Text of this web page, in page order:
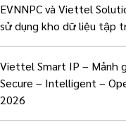
EVNNPC và Viettel
sử dụng kho dữ liệu tập
Viettel Smart IP – Mảnh
Secure – Intelligent –
2026